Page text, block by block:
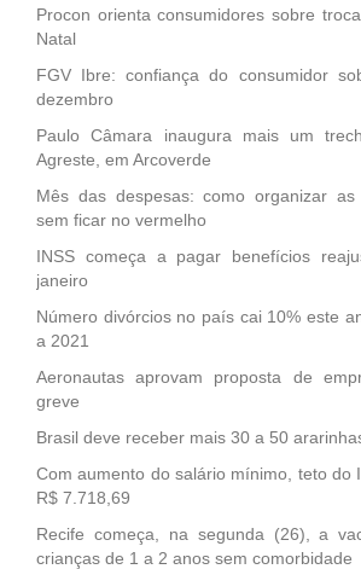
Procon orienta consumidores sobre
Natal
FGV Ibre: confiança do consumidor
dezembro
Paulo Câmara inaugura mais um
Agreste, em Arcoverde
Mês das despesas: como organizar
sem ficar no vermelho
INSS começa a pagar benefícios
janeiro
Número divórcios no país cai 10% este
a 2021
Aeronautas aprovam proposta de
greve
Brasil deve receber mais 30 a 50
Com aumento do salário mínimo, teto do
R$ 7.718,69
Recife começa, na segunda (26), a
crianças de 1 a 2 anos sem comorbidade